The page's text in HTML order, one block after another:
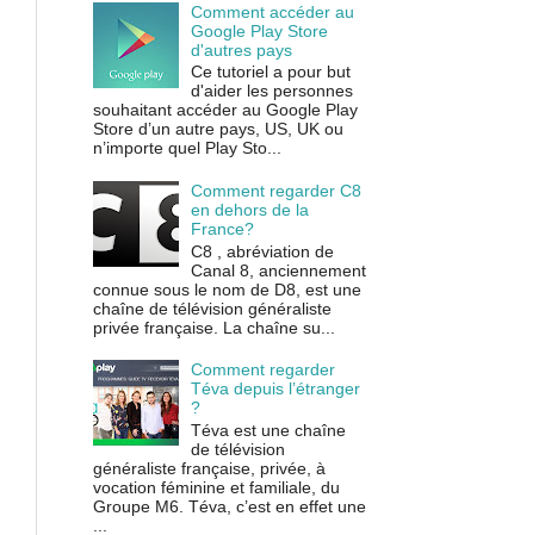
Comment accéder au
Google Play Store
d'autres pays
Ce tutoriel a pour but
d'aider les personnes
souhaitant accéder au Google Play
Store d’un autre pays, US, UK ou
n’importe quel Play Sto...
Comment regarder C8
en dehors de la
France?
C8 , abréviation de
Canal 8, anciennement
connue sous le nom de D8, est une
chaîne de télévision généraliste
privée française. La chaîne su...
Comment regarder
Téva depuis l’étranger
?
Téva est une chaîne
de télévision
généraliste française, privée, à
vocation féminine et familiale, du
Groupe M6. Téva, c’est en effet une